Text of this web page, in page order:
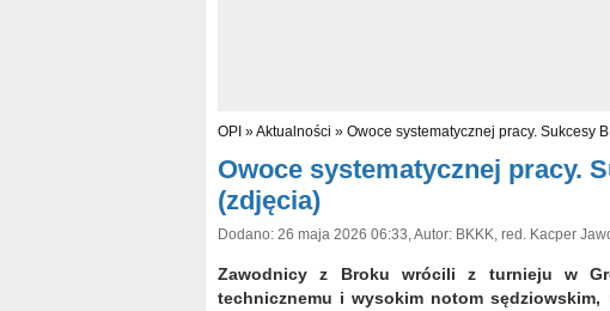
OPI »Aktualności » Owoce systematycznej pracy. Sukcesy
Owoce systematycznej pracy.
(zdjęcia)
Dodano: 26 maja 2026 06:33, Autor: BKKK, red. Kacper
Zawodnicy z Broku wrócili z turnieju w
technicznemu i wysokim notom